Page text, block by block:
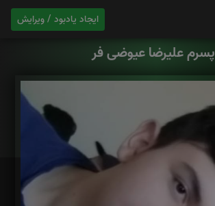
ایجاد یادبود / ویرایش
پسرم علیرضا عیوضی فر